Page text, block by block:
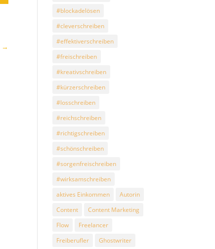
→
#blockadelösen
#cleverschreiben
#effektiverschreiben
#freischreiben
#kreativschreiben
#kürzerschreiben
#losschreiben
#reichschreiben
#richtigschreiben
#schönschreiben
#sorgenfreischreiben
#wirksamschreiben
aktives Einkommen
Autorin
Content
Content Marketing
Flow
Freelancer
Freiberufler
Ghostwriter